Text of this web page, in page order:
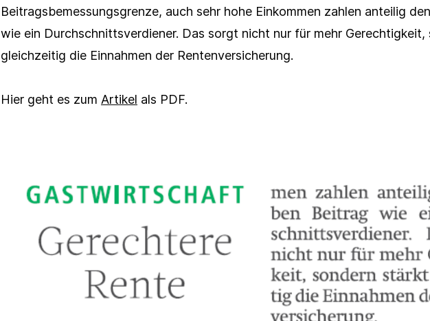
Beitragsbemessungsgrenze, auch sehr hohe Einkommen zahlen anteilig
wie ein Durchschnittsverdiener. Das sorgt nicht nur für mehr Gerechtigkeit,
gleichzeitig die Einnahmen der Rentenversicherung.
Hier geht es zum Artikel als PDF.
Link kopieren
Newsletter
E-Mail Adresse*
Vorname *
Organisation